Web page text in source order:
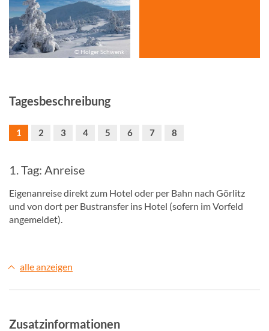
© Holger Schwenk
Tagesbeschreibung
1 2 3 4 5 6 7 8
1. Tag: Anreise
Eigenanreise direkt zum Hotel oder per Bahn nach Görlitz
und von dort per Bustransfer ins Hotel (sofern im Vorfeld
angemeldet).
alle anzeigen
Zusatzinformationen